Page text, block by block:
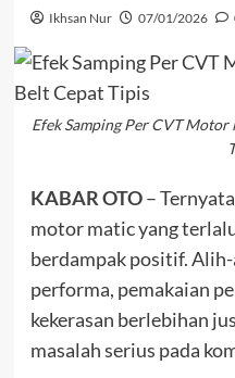
Ikhsan Nur 07/01/2026
Efek Samping Per CVT
KABAR OTO–
motor matic yang
berdampak positif.
performa, pemakaian
kekerasan berlebihan
masalah serius pada